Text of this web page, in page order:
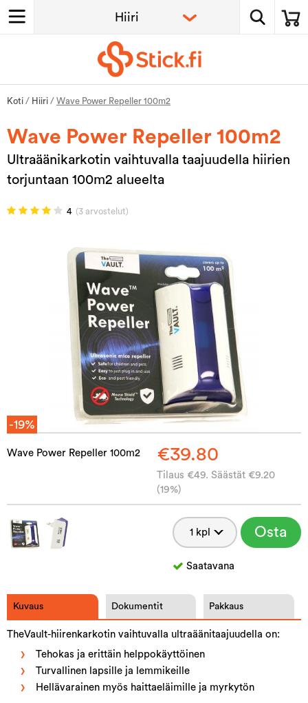
Koti / Hiiri / Wave Power Repeller 100m2
Wave Power Repeller 100m2
Ultraäänikarkotin vaihtuvalla taajuudella hiirien
torjuntaan 100m2 alueelta
4 (3 arvostelut)
-19%
Wave Power Repeller 100m2 €39.80
Tilaus €49. Säästät €9.20
(19%)
Osta
Saatavana
Kuvaus Dokumentit Pakkaus
TheVault-hiirenkarkotin vaihtuvalla ultraäänitaajuudella on:
Tehokas ja erittäin helppokäyttöinen
Turvallinen lapsille ja lemmikeille
Hellävarainen myös haittaeläimille ja myrkytön